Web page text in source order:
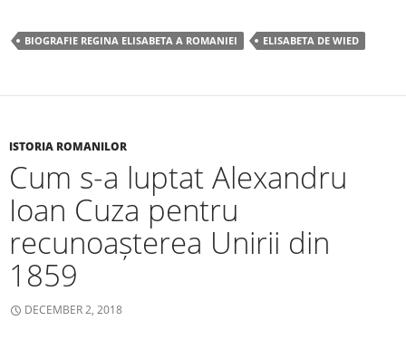
c
e
b
o
k
itt
er
ar
e
BIOGRAFIE REGINA ELISABETA A ROMANIEI ELISABETA DE WIED
ISTORIA ROMANILOR
Cum s-a luptat Alexandru
Ioan Cuza pentru
recunoașterea Unirii din
1859
DECEMBER 2, 2018